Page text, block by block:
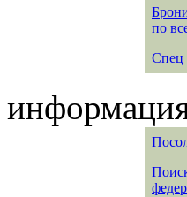
по
Спец